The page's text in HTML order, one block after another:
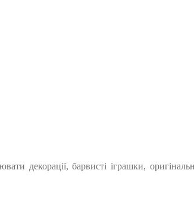
декорації, барвисті іграшки,